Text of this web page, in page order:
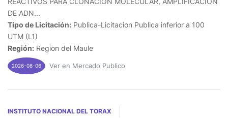
DE ADN...
Tipo de Licitación: Publica-Licitacion Publica inferior a 100
UTM (L1)
Región: Region del Maule
2026-08-06 Ver en Mercado Publico
INSTITUTO NACIONAL DEL TORAX